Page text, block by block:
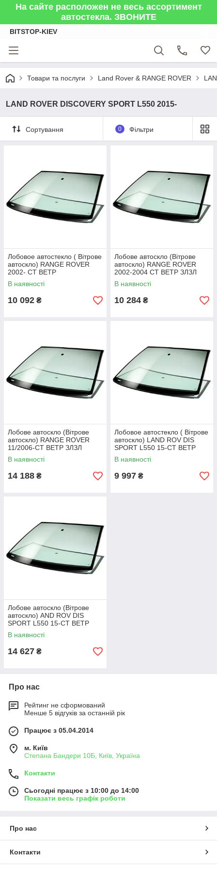
На сайте расположен не весь ассортимент
автостекла. ЗВОНИТЕ
BITSTOP-KIEV
Товари та послуги Land Rover & RANGE ROVER
LAND ROVER DISCOVERY SPORT L550 2015-
Сортування 0 Фільтри
Лобовое автостекло ( Вітрове
автоскло) RANGE ROVER
2002- СТ ВЕТР
ЗЛЗЛ+VIN+ЭО
В наявності
10 092 ₴
Лобове автоскло (Вітрове
автоскло) RANGE ROVER
2002-2004 СТ ВЕТР ЗЛЗЛ
ЕО+ДД+VIN+ІЗМ ШЕЛК
В наявності
10 284 ₴
Лобове автоскло (Вітрове
автоскло) RANGE ROVER
11/2006-СТ ВЕТР ЗЛЗЛ
ЕО+ДД+VIN+ІЗМ ДД
В наявності
14 188 ₴
Лобовое автостекло ( Вітрове
автоскло) LAND ROV DIS
SPORT L550 15-СТ ВЕТР
ЗЛ+АК+КАМ+ДД+ДВЛ
В наявності
9 997 ₴
Лобове автоскло (Вітрове
автоскло) AND ROV DIS
SPORT L550 15-СТ ВЕТР
ЗЛ+АК+КАМ+ЕО (повний)
+ДД+ДВЛ
В наявності
14 627 ₴
Про нас
Рейтинг не сформований
Менше 5 відгуків за останній рік
Працює з 05.04.2014
м. Київ
Степана Бандери 10Б, Київ, Україна
Контакти
Сьогодні працює з 10:00 до 14:00
Показати весь графік роботи
Про нас
Контакти